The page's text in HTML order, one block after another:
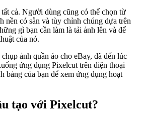
cả. Người dùng cũng có thể chọn từ
nền có sẵn và tùy chỉnh chúng dựa trên
gì bạn cần làm là tải ảnh lên và để
của nó.
ảnh quần áo cho eBay, đã đến lúc
ứng dụng Pixelcut trên điện thoại
bảng của bạn để xem ứng dụng hoạt
tạo với Pixelcut?